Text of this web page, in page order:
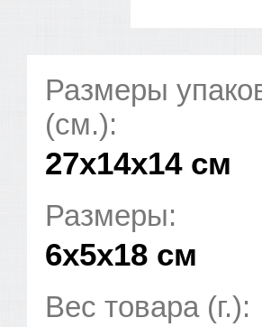
Размеры
(см.):
27x14x14 см
Размеры:
6х5х18 см
Вес товара (г.):